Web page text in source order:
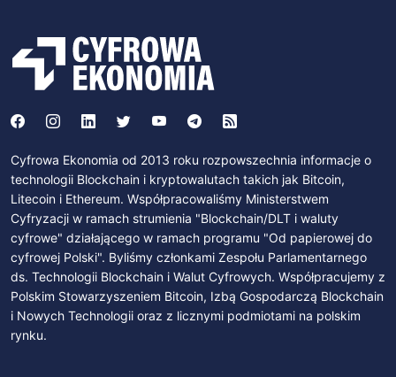
Cyfrowa Ekonomia od 2013 roku rozpowszechnia informacje o
technologii Blockchain i kryptowalutach takich jak Bitcoin,
Litecoin i Ethereum. Współpracowaliśmy Ministerstwem
Cyfryzacji w ramach strumienia "Blockchain/DLT i waluty
cyfrowe" działającego w ramach programu "Od papierowej do
cyfrowej Polski". Byliśmy członkami Zespołu Parlamentarnego
ds. Technologii Blockchain i Walut Cyfrowych. Współpracujemy z
Polskim Stowarzyszeniem Bitcoin, Izbą Gospodarczą Blockchain
i Nowych Technologii oraz z licznymi podmiotami na polskim
rynku.